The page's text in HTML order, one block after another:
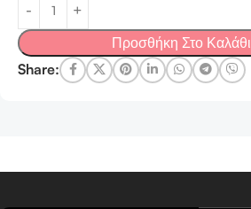
Προσθήκη Στο Καλάθι
Share: